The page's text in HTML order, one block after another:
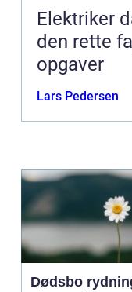
Elektriker dalby sådan
den rette
opgaver
Lars Pedersen
Dødsbo